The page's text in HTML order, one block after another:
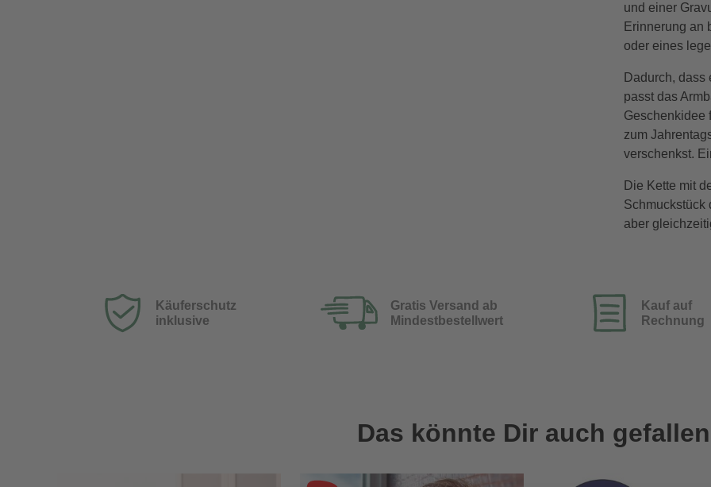
und einer
Erinnerung an
oder eines
Dadurch,
passt das
Geschenkidee
zum
verschenkst.
Die Kette mit
Schmuckstück
aber
Käuferschutz
inklusive
Gratis Versand ab
Mindestbestellwert
Kauf auf
Rechnung
Das könnte Dir auch gefallen